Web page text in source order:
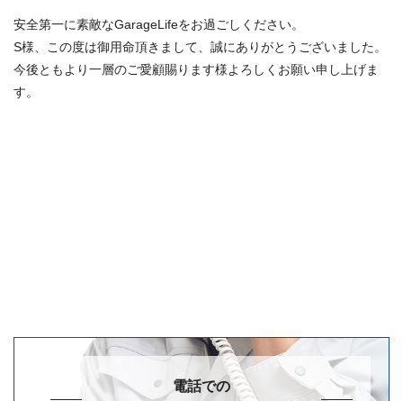
安全第一に素敵なGarageLifeをお過ごしください。
S様、この度は御用命頂きまして、誠にありがとうございました。
今後ともより一層のご愛顧賜ります様よろしくお願い申し上げま
す。
電話での